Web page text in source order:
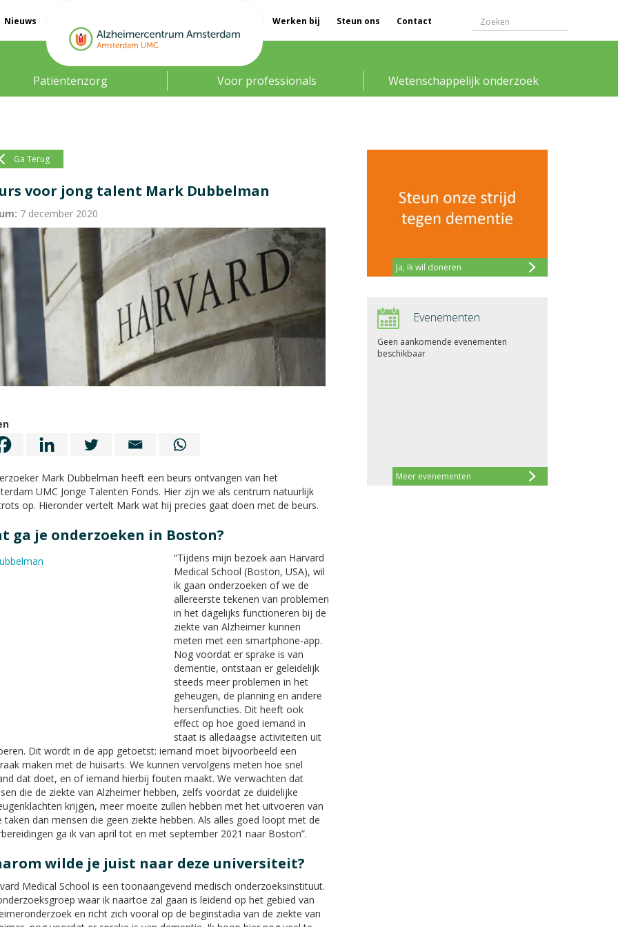
Nieuws Werken bij Steun ons Contact
Patiëntenzorg Voor professionals Wetenschappelijk onderzoek
Ga Terug
voor jong talent Mark Dubbelman
7 december 2020
Mark Dubbelman heeft een beurs ontvangen van het
UMC Jonge Talenten Fonds. Hier zijn we als centrum natuurlijk
op. Hieronder vertelt Mark wat hij precies gaat doen met de beurs.
ga je onderzoeken in Boston?
“Tijdens mijn bezoek aan Harvard
Medical School (Boston, USA), wil
ik gaan onderzoeken of we de
allereerste tekenen van problemen
in het dagelijks functioneren bij de
ziekte van Alzheimer kunnen
meten met een smartphone-app.
Nog voordat er sprake is van
dementie, ontstaan er geleidelijk
steeds meer problemen in het
geheugen, de planning en andere
hersenfuncties. Dit heeft ook
effect op hoe goed iemand in
staat is alledaagse activiteiten uit
Dit wordt in de app getoetst: iemand moet bijvoorbeeld een
maken met de huisarts. We kunnen vervolgens meten hoe snel
dat doet, en of iemand hierbij fouten maakt. We verwachten dat
die de ziekte van Alzheimer hebben, zelfs voordat ze duidelijke
krijgen, meer moeite zullen hebben met het uitvoeren van
taken dan mensen die geen ziekte hebben. Als alles goed loopt met de
ga ik van april tot en met september 2021 naar Boston”.
wilde je juist naar deze universiteit?
Medical School is een toonaangevend medisch onderzoeksinstituut.
waar ik naartoe zal gaan is leidend op het gebied van
en richt zich vooral op de beginstadia van de ziekte van
Ja, ik wil doneren
Evenementen
Meer evenementen
Geen aankomende evenementen
beschikbaar